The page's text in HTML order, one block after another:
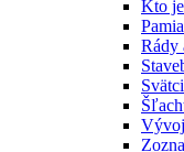
Kto
Rády